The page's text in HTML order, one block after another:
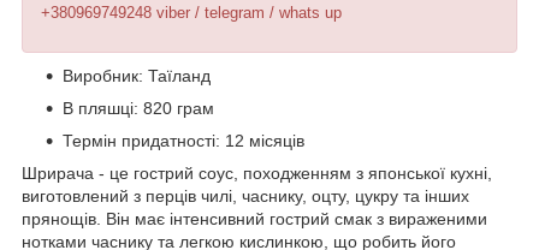
+380969749248 viber / telegram / whats up
Виробник: Таїланд
В пляшці: 820 грам
Термін придатності: 12 місяців
Шрирача - це гострий соус, походженням з японської кухні,
виготовлений з перців чилі, часнику, оцту, цукру та інших
прянощів. Він має інтенсивний гострий смак з вираженими
нотками часнику та легкою кислинкою, що робить його